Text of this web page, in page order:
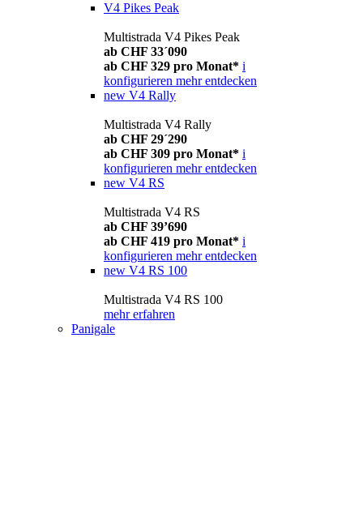
V4 Pikes Peak
Multistrada V4 Pikes Peak
ab CHF 33´090
ab CHF 329 pro Monat* i
konfigurieren mehr entdecken
new V4 Rally
Multistrada V4 Rally
ab CHF 29´290
ab CHF 309 pro Monat* i
konfigurieren mehr entdecken
new V4 RS
Multistrada V4 RS
ab CHF 39’690
ab CHF 419 pro Monat* i
konfigurieren mehr entdecken
new V4 RS 100
Multistrada V4 RS 100
mehr erfahren
Panigale